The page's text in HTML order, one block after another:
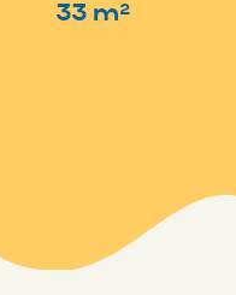
33 m²